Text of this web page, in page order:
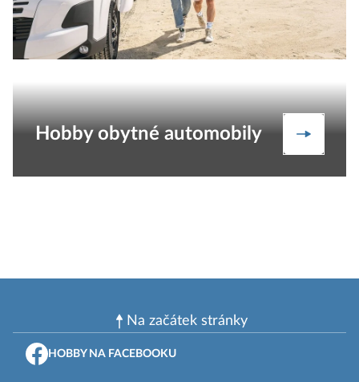
Hobby obytné automobily Obytné
Na začátek stránky
HOBBY NA FACEBOOKU